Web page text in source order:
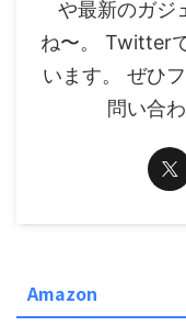
や最新のガジ
ね〜。 Twitter
います。 ぜひ
問い合
Amazon